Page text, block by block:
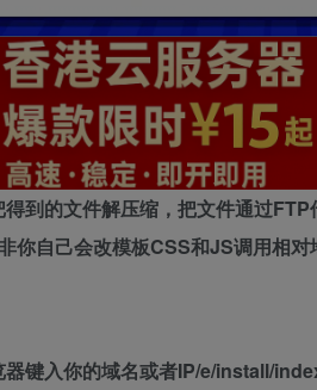
到的文件解压缩，把文件通过
你自己会改模板CSS和JS调用相对
器键入你的域名或者IP/e/install/